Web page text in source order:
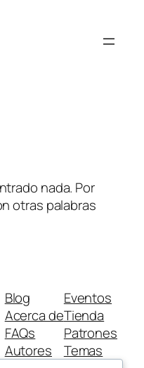
nada. Por
otras palabras
Blog
Acerca de
FAQs
Autores
Eventos
Tienda
Patrones
Temas